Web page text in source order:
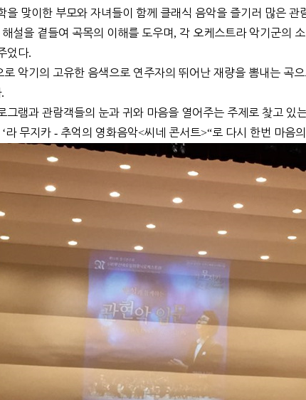
을 맞이한 부모와 자녀들이 함께 클래식 음악을 즐기러 많은 관
설을 곁들여 곡목의 이해를 도우며 , 각 오케스트라 악기군의
었다.
로 악기의 고유한 음색으로 연주자의 뛰어난 재량을 뽐내는 곡
.
그램과 관람객들의 눈과 귀와 마음을 열어주는 주제로 찾고 있
‘라 무지카 - 추억의 영화음악<씨네 콘서트>“로 다시 한번 마음